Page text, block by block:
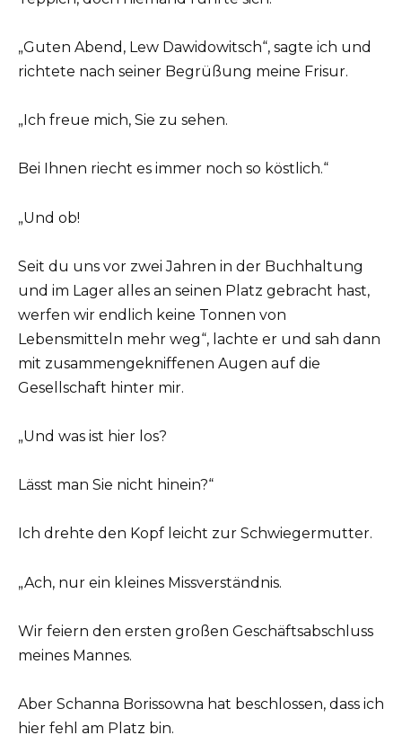
„Guten Abend, Lew Dawidowitsch“, sagte ich und
richtete nach seiner Begrüßung meine Frisur.
„Ich freue mich, Sie zu sehen.
Bei Ihnen riecht es immer noch so köstlich.“
„Und ob!
Seit du uns vor zwei Jahren in der Buchhaltung
und im Lager alles an seinen Platz gebracht hast,
werfen wir endlich keine Tonnen von
Lebensmitteln mehr weg“, lachte er und sah dann
mit zusammengekniffenen Augen auf die
Gesellschaft hinter mir.
„Und was ist hier los?
Lässt man Sie nicht hinein?“
Ich drehte den Kopf leicht zur Schwiegermutter.
„Ach, nur ein kleines Missverständnis.
Wir feiern den ersten großen Geschäftsabschluss
meines Mannes.
Aber Schanna Borissowna hat beschlossen, dass ich
hier fehl am Platz bin.